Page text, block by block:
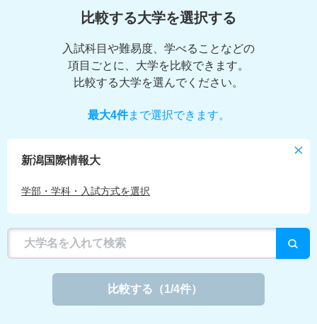
比較する大学を選択する
入試科目や難易度、学べることなどの
項目ごとに、大学を比較できます。
比較する大学を選んでください。
最大4件まで選択できます。
新潟国際情報大
学部・学科・入試方式を選択
比較する （1/4件）